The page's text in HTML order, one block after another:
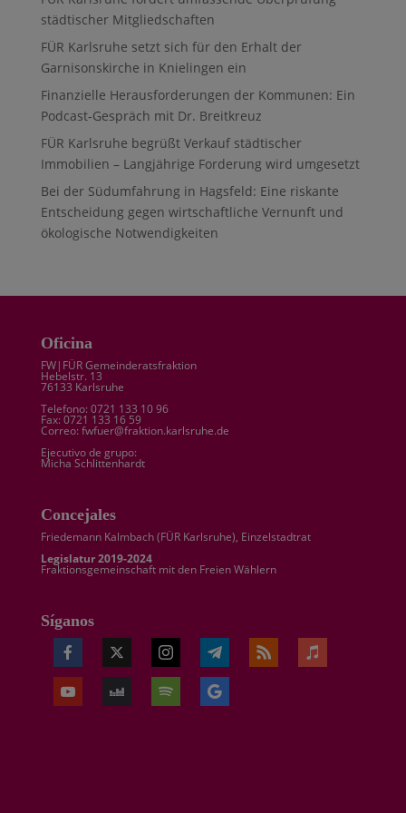
städtischer Mitgliedschaften
FÜR Karlsruhe setzt sich für den Erhalt der
Garnisonskirche in Knielingen ein
Finanzielle Herausforderungen der Kommunen: Ein
Podcast-Gespräch mit Dr. Breitkreuz
FÜR Karlsruhe begrüßt Verkauf städtischer
Immobilien – Langjährige Forderung wird umgesetzt
Bei der Südumfahrung in Hagsfeld: Eine riskante
Entscheidung gegen wirtschaftliche Vernunft und
ökologische Notwendigkeiten
Oficina
FW|FÜR Gemeinderatsfraktion
Hebelstr. 13
76133 Karlsruhe
Telefono: 0721 133 10 96
Fax: 0721 133 16 59
Correo: fwfuer@fraktion.karlsruhe.de
Ejecutivo de grupo:
Micha Schlittenhardt
Concejales
Friedemann Kalmbach (FÜR Karlsruhe), Einzelstadtrat
Legislatur 2019-2024
Fraktionsgemeinschaft mit den Freien Wählern
Síganos